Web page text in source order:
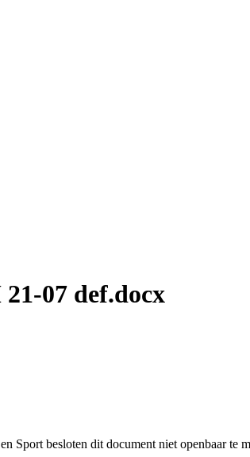
07 def.docx
Sport besloten dit document niet openbaar te